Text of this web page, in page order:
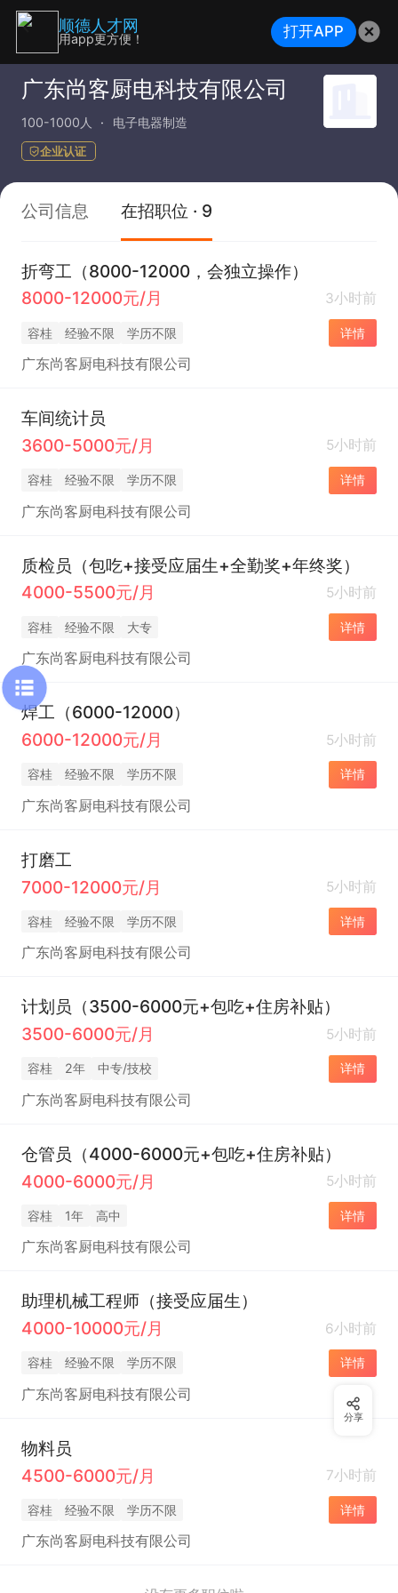
广东尚客厨电科技有限公司
100-1000人 电子电器制造
企业认证
公司信息 在招职位 · 9
折弯工（8000-12000，会独立操作）
8000-12000元/月
3小时前
容桂 经验不限 学历不限 详情
广东尚客厨电科技有限公司
车间统计员
3600-5000元/月
5小时前
容桂 经验不限 学历不限 详情
广东尚客厨电科技有限公司
质检员（包吃+接受应届生+全勤奖+年终奖）
4000-5500元/月
5小时前
容桂 经验不限 大专 详情
广东尚客厨电科技有限公司
焊工（6000-12000）
6000-12000元/月
5小时前
容桂 经验不限 学历不限 详情
广东尚客厨电科技有限公司
打磨工
7000-12000元/月
5小时前
容桂 经验不限 学历不限 详情
广东尚客厨电科技有限公司
计划员（3500-6000元+包吃+住房补贴）
3500-6000元/月
5小时前
容桂 2年 中专/技校 详情
广东尚客厨电科技有限公司
仓管员（4000-6000元+包吃+住房补贴）
4000-6000元/月
5小时前
容桂 1年 高中 详情
广东尚客厨电科技有限公司
助理机械工程师（接受应届生）
4000-10000元/月
6小时前
容桂 经验不限 学历不限 详情
广东尚客厨电科技有限公司
物料员
4500-6000元/月
7小时前
容桂 经验不限 学历不限 详情
广东尚客厨电科技有限公司
分享
顺德人才网
用app更方便！ 打开APP